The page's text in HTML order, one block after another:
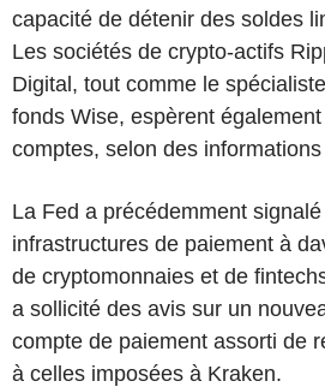
capacité de détenir des soldes
Les sociétés de crypto-actifs
Digital, tout comme le
fonds Wise, espèrent
comptes, selon des
La Fed a précédemment
infrastructures de paiement à
de cryptomonnaies et de
a sollicité des avis sur un
compte de paiement assorti de
à celles imposées à Kraken.